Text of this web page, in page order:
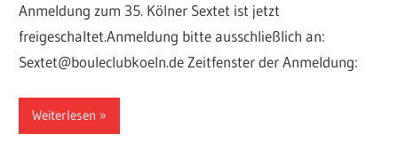
Anmeldung zum 35. Kölner Sextet ist jetzt
freigeschaltet.Anmeldung bitte ausschließlich an:
Sextet@bouleclubkoeln.de Zeitfenster der Anmeldung:
Weiterlesen